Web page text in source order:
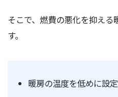
そこで、燃費の悪化を抑える
す。
暖房の温度を低めに設